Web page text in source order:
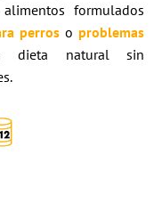
formulados
perros o problemas
dieta natural sin